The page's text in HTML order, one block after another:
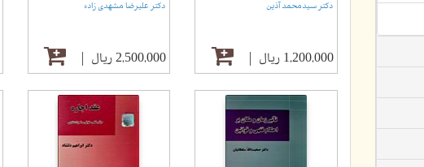
دکتر سیدمحمد آذین
1,200,000 ریال
دکتر علیرضا مشهدی زاده
2,500,000 ریال